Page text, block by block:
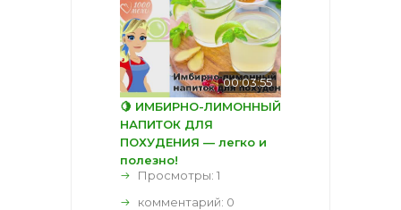
00:03:55
🍋 ИМБИРНО-ЛИМОННЫЙ
НАПИТОК ДЛЯ
ПОХУДЕНИЯ — легко и
полезно!
Просмотры: 1
комментарий: 0